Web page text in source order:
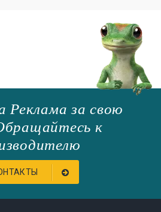
Реклама за свою
к